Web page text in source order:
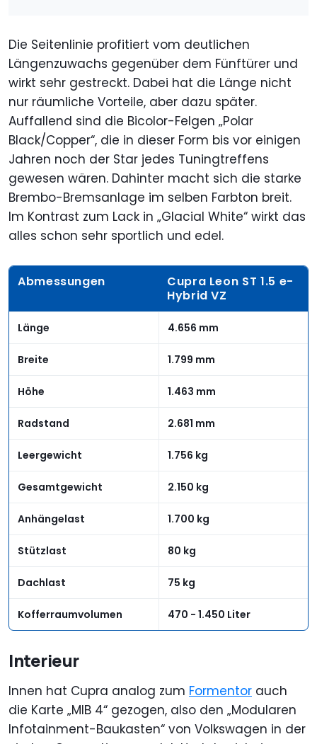
Die Seitenlinie profitiert vom deutlichen
Längenzuwachs gegenüber dem Fünftürer und
wirkt sehr gestreckt. Dabei hat die Länge nicht
nur räumliche Vorteile, aber dazu später.
Auffallend sind die Bicolor-Felgen „Polar
Black/Copper“, die in dieser Form bis vor einigen
Jahren noch der Star jedes Tuningtreffens
gewesen wären. Dahinter macht sich die starke
Brembo-Bremsanlage im selben Farbton breit.
Im Kontrast zum Lack in „Glacial White“ wirkt das
alles schon sehr sportlich und edel.
Abmessungen
Cupra Leon ST 1.5 e-
Hybrid VZ
Länge 4.656 mm
Breite 1.799 mm
Höhe 1.463 mm
Radstand 2.681 mm
Leergewicht 1.756 kg
Gesamtgewicht 2.150 kg
Anhängelast 1.700 kg
Stützlast 80 kg
Dachlast 75 kg
Kofferraumvolumen 470 - 1.450 Liter
Interieur
Innen hat Cupra analog zum Formentor auch
die Karte „MIB 4“ gezogen, also den „Modularen
Infotainment-Baukasten“ von Volkswagen in der